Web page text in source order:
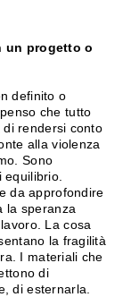
un progetto o
definito o
che tutto
rendersi conto
alla violenza
Sono
da approfondire
la speranza
La cosa
la fragilità
I materiali che
di
di esternarla.